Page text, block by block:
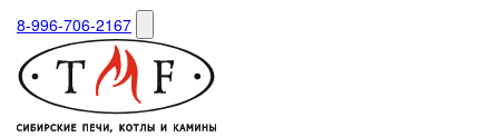
8-996-706-2167